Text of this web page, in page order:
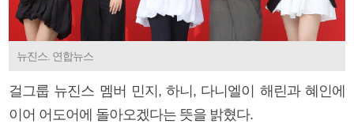
뉴진스. 연합뉴스
걸그룹 뉴진스 멤버 민지, 하니, 다니엘이 해린과 혜인에
이어 어도어에 돌아오겠다는 뜻을 밝혔다.